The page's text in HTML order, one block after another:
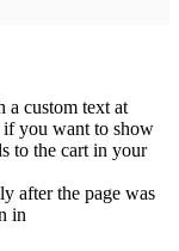
a custom text at
if you want to show
to the cart in your
after the page was
in